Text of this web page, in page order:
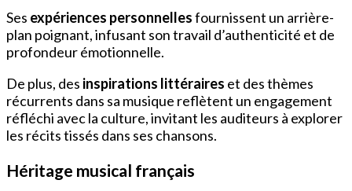
Ses expériences personnellesfournissent un arrière-
plan poignant, infusant son travail d’authenticité et de
profondeur émotionnelle.
De plus, des inspirations littéraires et des thèmes
récurrents dans sa musique reflètent un engagement
réfléchi avec la culture, invitant les auditeurs à explorer
les récits tissés dans ses chansons.
Héritage musical français